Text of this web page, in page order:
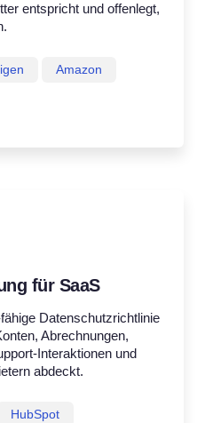
entspricht und offenlegt,
Amazon
für SaaS
Datenschutzrichtlinie
Abrechnungen,
Interaktionen und
abdeckt.
HubSpot